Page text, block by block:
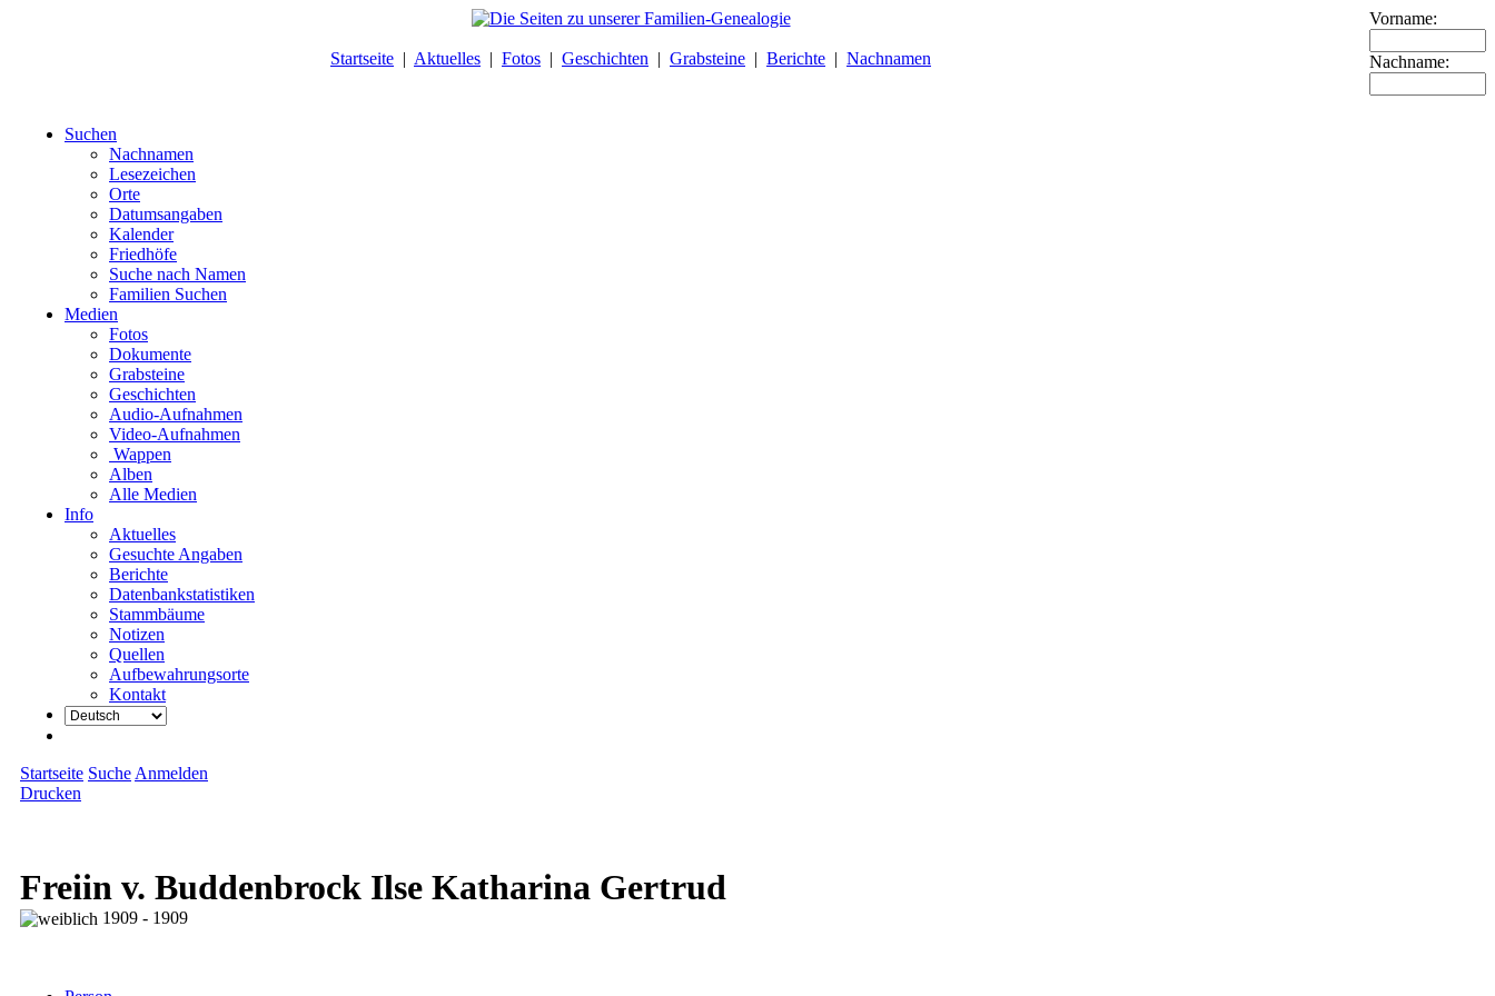
Startseite | Aktuelles | Fotos | Geschichten | Grabsteine | Berichte | Nachnamen
Vorname:
Nachname:
Suchen
Nachnamen
Lesezeichen
Orte
Datumsangaben
Kalender
Friedhöfe
Suche nach Namen
Familien Suchen
Medien
Fotos
Dokumente
Grabsteine
Geschichten
Audio-Aufnahmen
Video-Aufnahmen
Wappen
Alben
Alle Medien
Info
Aktuelles
Gesuchte Angaben
Berichte
Datenbankstatistiken
Stammbäume
Notizen
Quellen
Aufbewahrungsorte
Kontakt
Startseite Suche Anmelden
Drucken
Freiin v. Buddenbrock Ilse Katharina Gertrud
1909 - 1909